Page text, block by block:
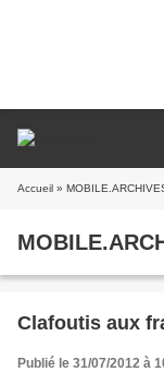
Accueil »
Clafoutis aux
Publié le 31/07/2012 à